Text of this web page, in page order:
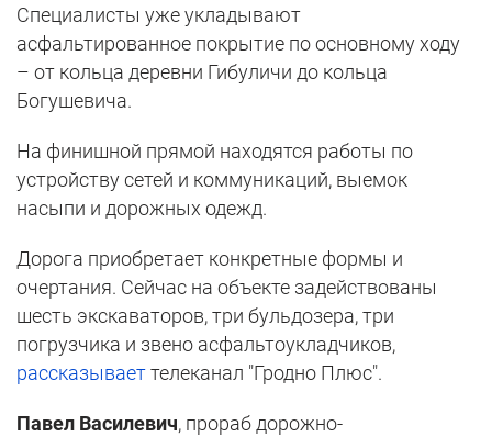
Специалисты уже укладывают
асфальтированное покрытие по основному ходу
– от кольца деревни Гибуличи до кольца
Богушевича.
На финишной прямой находятся работы по
устройству сетей и коммуникаций, выемок
насыпи и дорожных одежд.
Дорога приобретает конкретные формы и
очертания. Сейчас на объекте задействованы
шесть экскаваторов, три бульдозера, три
погрузчика и звено асфальтоукладчиков,
рассказываеттелеканал "Гродно Плюс".
Павел Василевич, прораб дорожно-